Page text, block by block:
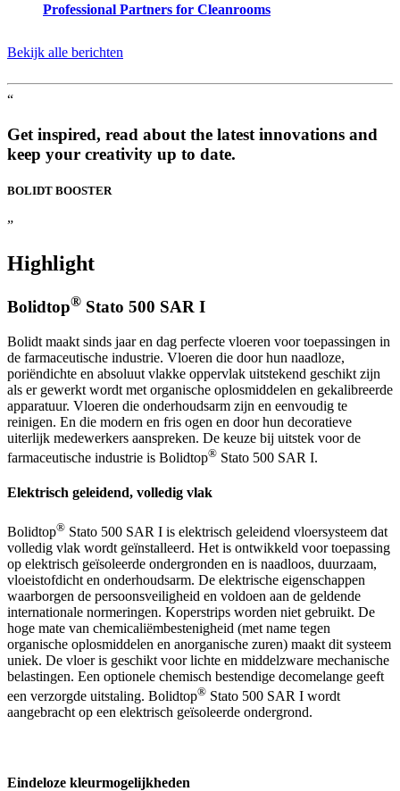
Professional Partners for Cleanrooms
Bekijk alle berichten
“
Get inspired, read about the latest innovations and
keep your creativity up to date.
BOLIDT BOOSTER
”
Highlight
Bolidtop® Stato 500 SAR I
Bolidt maakt sinds jaar en dag perfecte vloeren voor toepassingen in
de farmaceutische industrie. Vloeren die door hun naadloze,
poriëndichte en absoluut vlakke oppervlak uitstekend geschikt zijn
als er gewerkt wordt met organische oplosmiddelen en gekalibreerde
apparatuur. Vloeren die onderhoudsarm zijn en eenvoudig te
reinigen. En die modern en fris ogen en door hun decoratieve
uiterlijk medewerkers aanspreken. De keuze bij uitstek voor de
farmaceutische industrie is Bolidtop® Stato 500 SAR I.
Elektrisch geleidend, volledig vlak
Bolidtop® Stato 500 SAR I is elektrisch geleidend vloersysteem dat
volledig vlak wordt geïnstalleerd. Het is ontwikkeld voor toepassing
op elektrisch geïsoleerde ondergronden en is naadloos, duurzaam,
vloeistofdicht en onderhoudsarm. De elektrische eigenschappen
waarborgen de persoonsveiligheid en voldoen aan de geldende
internationale normeringen. Koperstrips worden niet gebruikt. De
hoge mate van chemicaliëmbestenigheid (met name tegen
organische oplosmiddelen en anorganische zuren) maakt dit systeem
uniek. De vloer is geschikt voor lichte en middelzware mechanische
belastingen. Een optionele chemisch bestendige decomelange geeft
een verzorgde uitstaling. Bolidtop® Stato 500 SAR I wordt
aangebracht op een elektrisch geïsoleerde ondergrond.
Eindeloze kleurmogelijkheden